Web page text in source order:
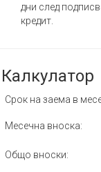
дни след
кредит.
Калкулатор
Срок на заема в
Месечна вноска:
Общо вноски: